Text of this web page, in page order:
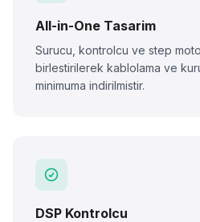
All-in-One Tasarim
Surucu, kontrolcu ve step
birlestirilerek kablolama ve
minimuma indirilmistir.
DSP Kontrolcu